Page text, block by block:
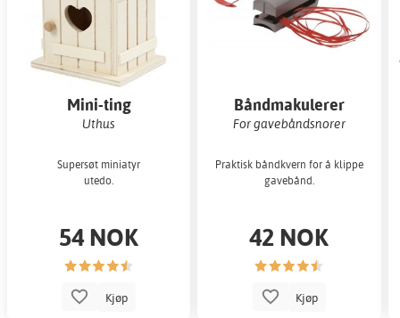
Mini-ting
Uthus
Supersøt miniatyr
utedo.
54 NOK
Kjøp
Båndmakulerer
For gavebåndsnorer
Praktisk båndkvern for å klippe
gavebånd.
42 NOK
Kjøp